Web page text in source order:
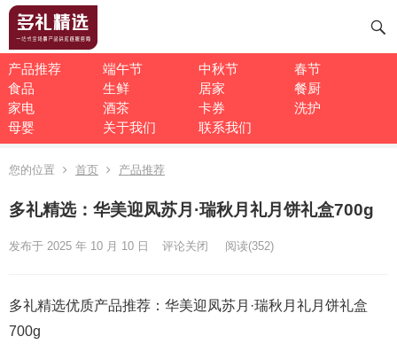
产品推荐 端午节 中秋节
春节
食品
生鲜 居家
餐厨
家电
酒茶 卡券
洗护
母婴
关于我们 联系我们
您的位置 首页 产品推荐
多礼精选：华美迎凤苏月·瑞秋月礼月饼礼盒700g
发布于 2025 年 10 月 10 日 评论关闭 阅读(352)
多礼精选优质产品推荐：华美迎凤苏月·瑞秋月礼月饼礼盒
700g